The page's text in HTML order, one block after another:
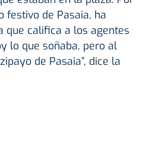
festivo de Pasaia, ha
que califica a los agentes
lo que soñaba, pero al
de Pasaia”, dice la